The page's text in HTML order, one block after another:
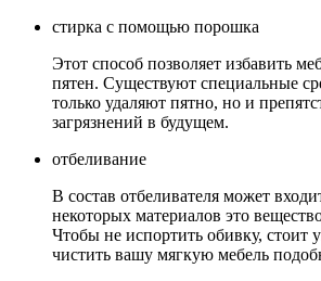
стирка с помощью порошка
Этот способ позволяет избавить
пятен. Существуют специальные
только удаляют пятно, но и
загрязнений в будущем.
отбеливание
В состав отбеливателя может
некоторых материалов это
Чтобы не испортить обивку, стоит
чистить вашу мягкую мебель